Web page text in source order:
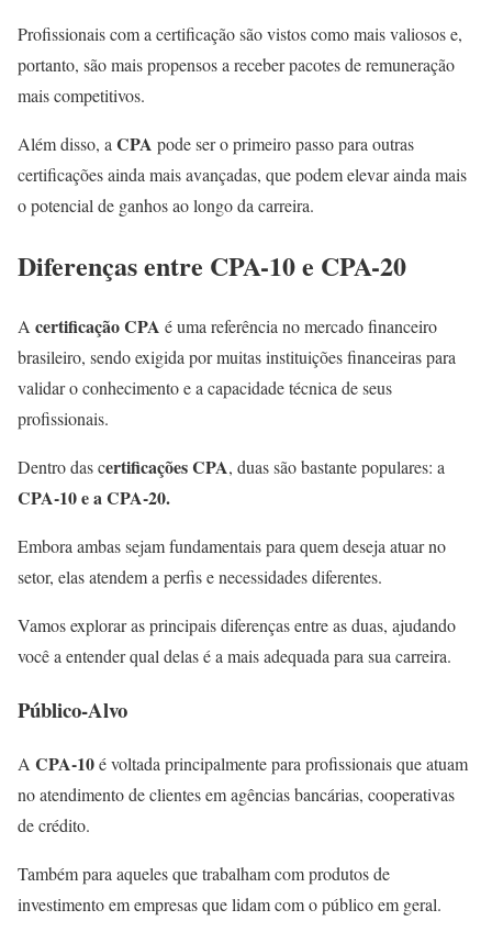
Profissionais com a certificação são vistos como mais valiosos e,
portanto, são mais propensos a receber pacotes de remuneração
mais competitivos.
Além disso, aCPA pode ser o primeiro passo para outras
certificações ainda mais avançadas, que podem elevar ainda mais
o potencial de ganhos ao longo da carreira.
Diferenças entre CPA-10 e CPA-20
A certificação CPA é uma referência no mercado financeiro
brasileiro, sendo exigida por muitas instituições financeiras para
validar o conhecimento e a capacidade técnica de seus
profissionais.
Dentro das certificações CPA, duas são bastante populares: a
CPA-10 e a CPA-20.
Embora ambas sejam fundamentais para quem deseja atuar no
setor, elas atendem a perfis e necessidades diferentes.
Vamos explorar as principais diferenças entre as duas, ajudando
você a entender qual delas é a mais adequada para sua carreira.
Público-Alvo
A CPA-10é voltada principalmente para profissionais que atuam
no atendimento de clientes em agências bancárias, cooperativas
de crédito.
Também para aqueles que trabalham com produtos de
investimento em empresas que lidam com o público em geral.